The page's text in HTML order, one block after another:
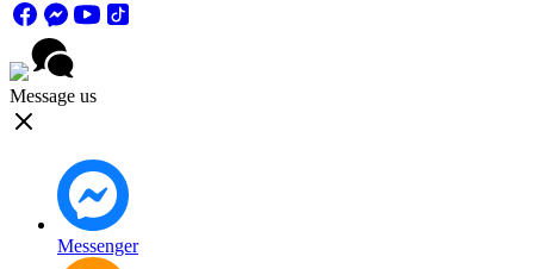
Message us
Messenger